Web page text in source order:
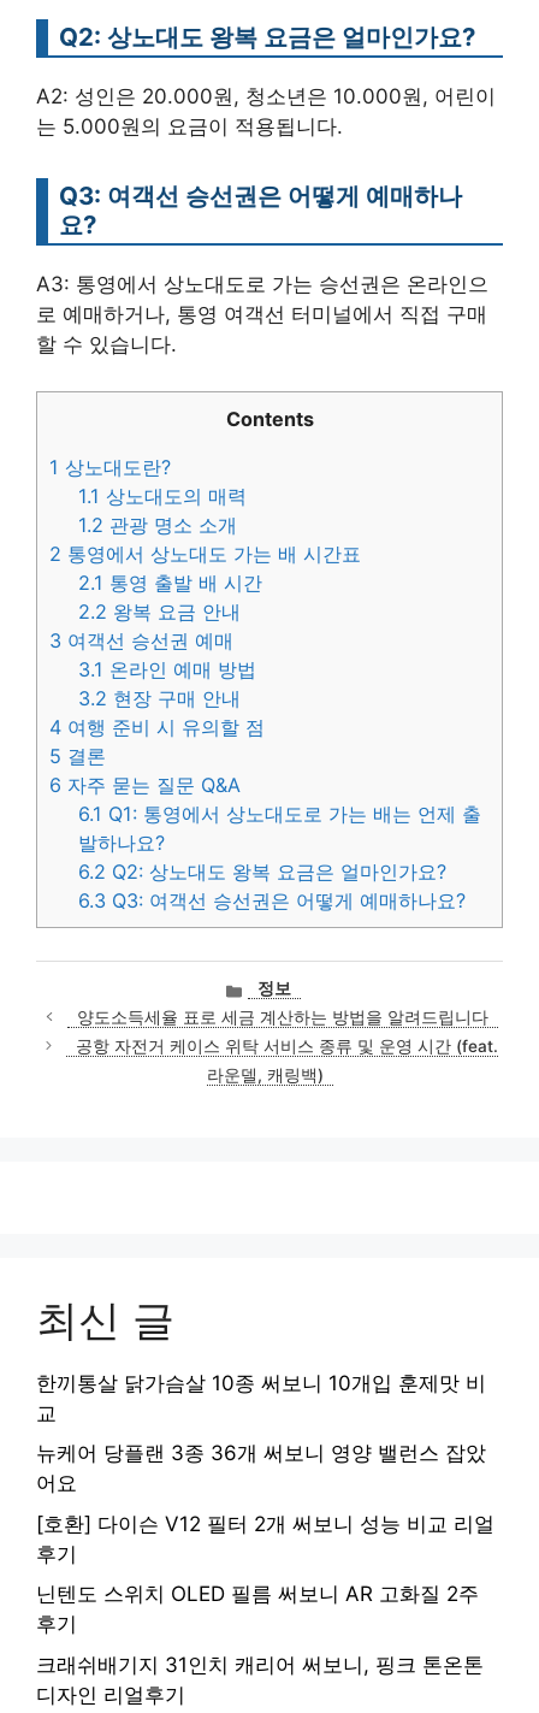
Q2: 상노대도 왕복 요금은 얼마인가요?
A2: 성인은 20.000원, 청소년은 10.000원, 어린이
는 5.000원의 요금이 적용됩니다.
Q3: 여객선 승선권은 어떻게 예매하나
요?
A3: 통영에서 상노대도로 가는 승선권은 온라인으
로 예매하거나, 통영 여객선 터미널에서 직접 구매
할 수 있습니다.
Contents
1 상노대도란?
1.1 상노대도의 매력
1.2 관광 명소 소개
2 통영에서 상노대도 가는 배 시간표
2.1 통영 출발 배 시간
2.2 왕복 요금 안내
3 여객선 승선권 예매
3.1 온라인 예매 방법
3.2 현장 구매 안내
4 여행 준비 시 유의할 점
5 결론
6 자주 묻는 질문 Q&A
6.1 Q1: 통영에서 상노대도로 가는 배는 언제 출
발하나요?
6.2 Q2: 상노대도 왕복 요금은 얼마인가요?
6.3 Q3: 여객선 승선권은 어떻게 예매하나요?
카
테
고
리
정보
양도소득세율 표로 세금 계산하는 방법을 알려드립니다
공항 자전거 케이스 위탁 서비스 종류 및 운영 시간 (feat.
라운델, 캐링백)
최신 글
한끼통살 닭가슴살 10종 써보니 10개입 훈제맛 비
교
뉴케어 당플랜 3종 36개 써보니 영양 밸런스 잡았
어요
[호환] 다이슨 V12 필터 2개 써보니 성능 비교 리얼
후기
닌텐도 스위치 OLED 필름 써보니 AR 고화질 2주
후기
크래쉬배기지 31인치 캐리어 써보니, 핑크 톤온톤
디자인 리얼후기